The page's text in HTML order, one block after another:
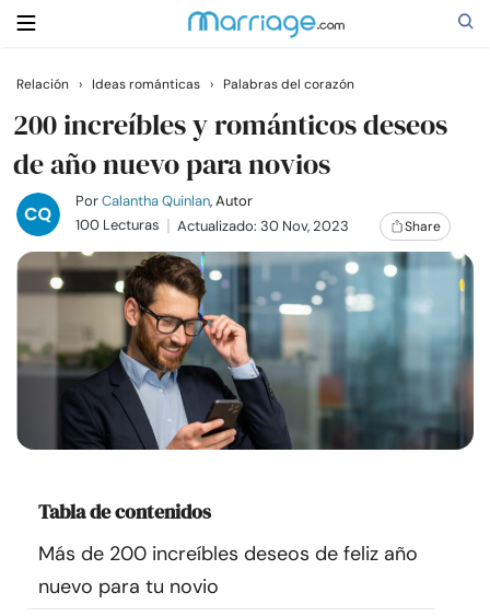
Buscar
Casarse
Relaciones
Familia
Cursos
Recursos
Comunidad
Relación › Ideas románticas › Palabras del corazón
200 increíbles y románticos deseos
de año nuevo para novios
PorCalantha Quinlan, Autor
100 Lecturas
Actualizado: 30 Nov, 2023 Share
Tabla de contenidos
Más de 200 increíbles deseos de feliz año
nuevo para tu novio